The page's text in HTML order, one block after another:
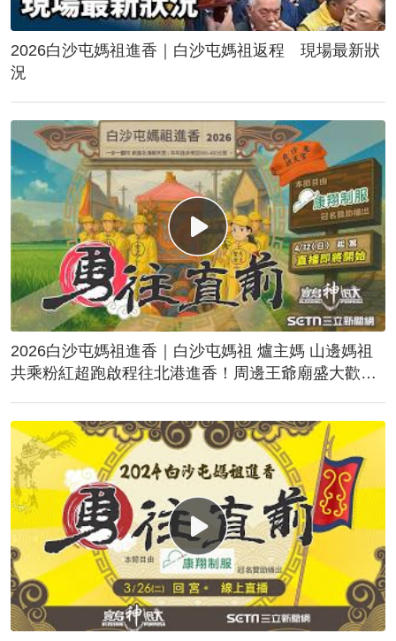
2026白沙屯媽祖進香｜白沙屯媽祖返程 現場最新狀
況
2026白沙屯媽祖進香｜白沙屯媽祖 爐主媽 山邊媽祖
共乘粉紅超跑啟程往北港進香！周邊王爺廟盛大歡